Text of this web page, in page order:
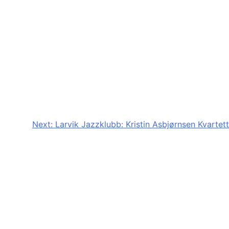
Next: Larvik Jazzklubb: Kristin Asbjørnsen Kvartett